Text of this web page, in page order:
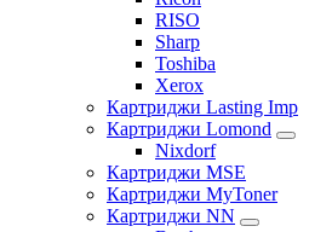
RISO
Sharp
Toshiba
Xerox
Картриджи Lasting Imp
Картриджи Lomond
Nixdorf
Картриджи MSE
Картриджи MyToner
Картриджи NN